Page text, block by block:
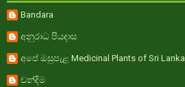
Bandara
අනුරාධ පියදාස
අපේ ඔසුපැළ Medicinal Plants of Sri Lanka
චන්දිම